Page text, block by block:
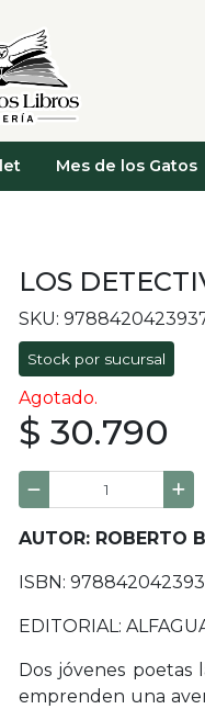
Mes de los Gatos
LOS
SKU:
Stock por sucursal
Agotado.
$ 30.790
AUTOR: ROBERTO
ISBN:
EDITORIAL:
Dos jóvenes poetas
emprenden una